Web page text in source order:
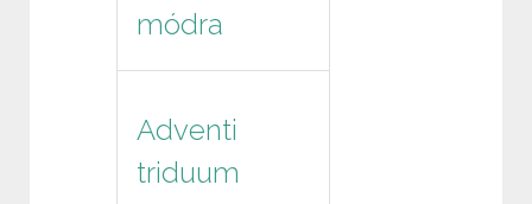
módra
Adventi
triduum